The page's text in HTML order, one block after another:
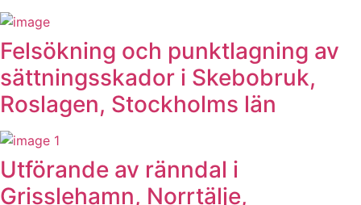
Felsökning och punktlagning av
sättningsskador i Skebobruk,
Roslagen, Stockholms län
Utförande av ränndal i
Grisslehamn, Norrtälje,